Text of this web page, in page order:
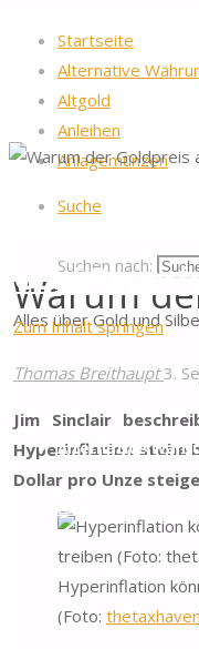
Startseite
Alternative
Altgold
Anleihen
Anlagemünzen
Suche
Suchen nach:
Gold-
Alles über Gold und
Zum Inhalt springen
Startseite
Alternative
Altgold
Anleihen
Anlagemünzen
Warum
Thomas Breithaupt 3.
Jim Sinclair
Hyperinflation stehe
Dollar pro Unze
Hyperinflation
(Foto: thetaxhaven